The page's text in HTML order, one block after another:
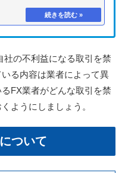
社の不利益になる取引を禁
る内容は業者によって異
FX業者がどんな取引を禁
ようにしましょう。
ついて